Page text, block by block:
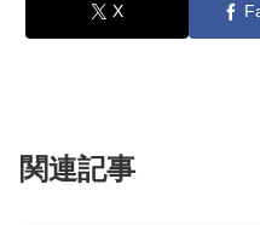
X
関連記事